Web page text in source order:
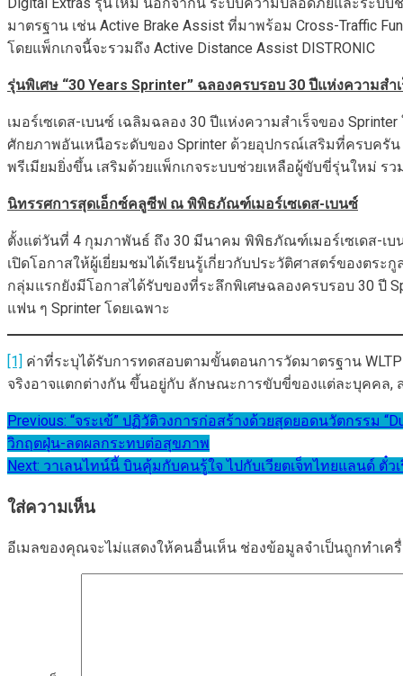
มาตรฐาน เช่น Active Brake Assist ที่มาพร้อม Cross-Traffic
โดยแพ็กเกจนี้จะรวมถึง Active Distance Assist DISTRONIC
รุ่นพิเศษ “30 Years Sprinter” ฉลองครบรอบ 30 ปีแห่งความสำ
เมอร์เซเดส-เบนซ์ เฉลิมฉลอง 30 ปีแห่งความสำเร็จของ
ศักยภาพอันเหนือระดับของ Sprinter ด้วยอุปกรณ์เสริมที่ครบครั
พรีเมียมยิ่งขึ้น เสริมด้วยแพ็กเกจระบบช่วยเหลือผู้ขับขี่รุ่นใหม่
นิทรรศการสุดเอ็กซ์คลูซีฟ ณ พิพิธภัณฑ์เมอร์เซเดส-เบนซ์
ตั้งแต่วันที่ 4 กุมภาพันธ์ ถึง 30 มีนาคม พิพิธภัณฑ์เมอร์เซเดส-เบ
เปิดโอกาสให้ผู้เยี่ยมชมได้เรียนรู้เกี่ยวกับประวัติศาสตร์ของตร
กลุ่มแรกยังมีโอกาสได้รับของที่ระลึกพิเศษฉลองครบรอบ 30 ปี
แฟน ๆ Sprinter โดยเฉพาะ
[1] ค่าที่ระบุได้รับการทดสอบตามขั้นตอนการวัดมาตรฐาน WLTP
จริงอาจแตกต่างกัน ขึ้นอยู่กับ ลักษณะการขับขี่ของแต่ละบุคคล,
แนะแนว
เรื่อง
Previous: “จระเข้” ปฏิวัติวงการก่อสร้างด้วยสุดยอดนวัตกรรม
วิกฤตฝุ่น-ลดผลกระทบต่อสุขภาพ
Next: วาเลนไทน์นี้ บินคุ้มกับคนรู้ใจ ไปกับเวียตเจ็ทไทยแลนด์ ตั๋ว
ใส่ความเห็น
อีเมลของคุณจะไม่แสดงให้คนอื่นเห็น ช่องข้อมูลจำเป็นถูกทำเค